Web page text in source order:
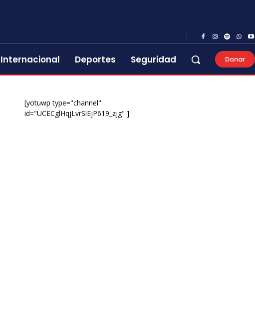
Internacional Deportes Seguridad Donar
[yotuwp type="channel"
id="UCECglHqjLvrSlEjP619_zjg" ]